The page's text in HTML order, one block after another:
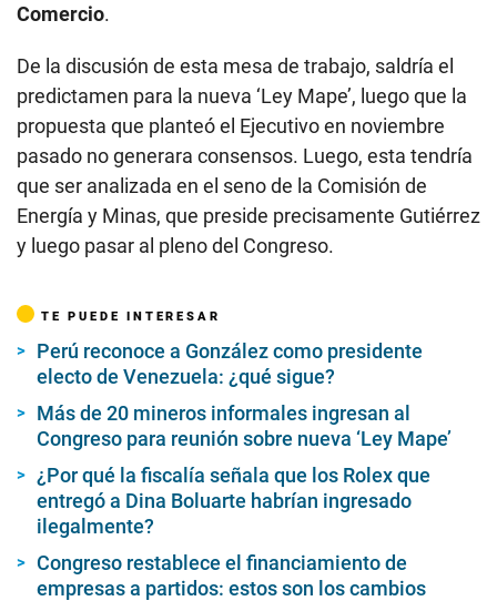
Comercio.
De la discusión de esta mesa de trabajo, saldría el
predictamen para la nueva ‘Ley Mape’, luego que la
propuesta que planteó el Ejecutivo en noviembre
pasado no generara consensos. Luego, esta tendría
que ser analizada en el seno de la Comisión de
Energía y Minas, que preside precisamente Gutiérrez
y luego pasar al pleno del Congreso.
TE PUEDE INTERESAR
Perú reconoce a González como presidente
electo de Venezuela: ¿qué sigue?
Más de 20 mineros informales ingresan al
Congreso para reunión sobre nueva ‘Ley Mape’
¿Por qué la fiscalía señala que los Rolex que
entregó a Dina Boluarte habrían ingresado
ilegalmente?
Congreso restablece el financiamiento de
empresas a partidos: estos son los cambios